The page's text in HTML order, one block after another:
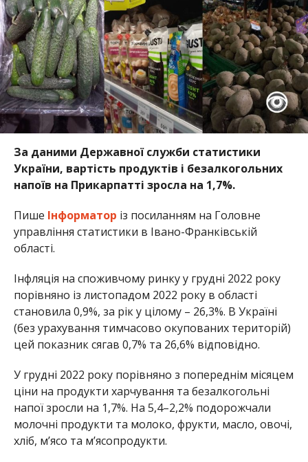
За даними Державної служби статистики
України, вартість продуктів і безалкогольних
напоїв на Прикарпатті зросла на 1,7%.
Пише Інформатор із посиланням на Головне
управління статистики в Івано-Франківській
області.
Інфляція на споживчому ринку у грудні 2022 року
порівняно із листопадом 2022 року в області
становила 0,9%, за рік у цілому – 26,3%. В Україні
(без урахування тимчасово окупованих територій)
цей показник сягав 0,7% та 26,6% відповідно.
У грудні 2022 року порівняно з попереднім місяцем
ціни на продукти харчування та безалкогольні
напої зросли на 1,7%. На 5,4–2,2% подорожчали
молочні продукти та молоко, фрукти, масло, овочі,
хліб, м’ясо та м’ясопродукти.